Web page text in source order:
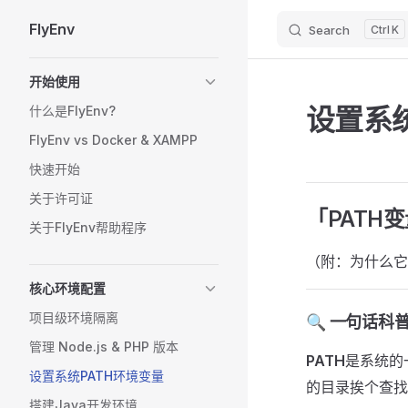
Skip to content
FlyEnv Search K
开始使用
什么是FlyEnv?
FlyEnv vs Docker & XAMPP
快速开始
关于许可证
关于FlyEnv帮助程序
核心环境配置
项目级环境隔离
管理 Node.js & PHP 版本
设置系统PATH环境变量
搭建Java开发环境
设置系
「PATH
（附：为什么
🔍 一句话科
PATH是系统
的目录挨个查